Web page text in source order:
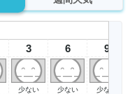
3
少ない
6
少ない
9
少ない